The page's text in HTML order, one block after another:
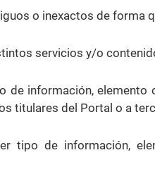
o inexactos de forma
servicios y/o
información,
titulares del Portal o a
tipo de información,